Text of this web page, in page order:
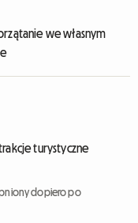
we własnym
turystyczne
dopiero po